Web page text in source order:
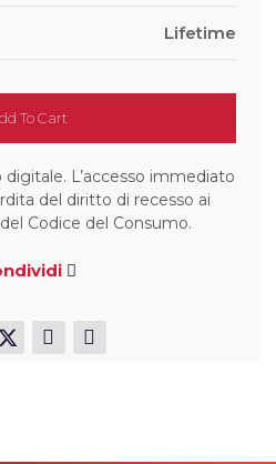
Lifetime
To Cart
L’accesso immediato
del diritto di recesso ai
Codice del Consumo.